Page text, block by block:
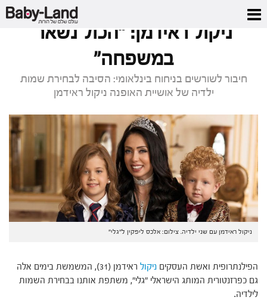
דף הבית ניקול ראידמן: "הכול נשאר במשפחה"
ניקול ראידמן: "הכול נשאר
במשפחה"
חיבור לשורשים בניחוח בינלאומי: הסיבה לבחירת שמות
ילדיה של אושיית האופנה ניקול ראידמן
ניקול ראידמן עם שני ילדיה. צילום: אלכס ליפקין ל"גלי"
הפילנתרופית ואשת העסקים ניקול
ראידמן (31), המשמשת בימים אלה
גם כפרזנטורית המותג הישראלי "גלי", משתפת אותנו בבחירת השמות
לילדיה.